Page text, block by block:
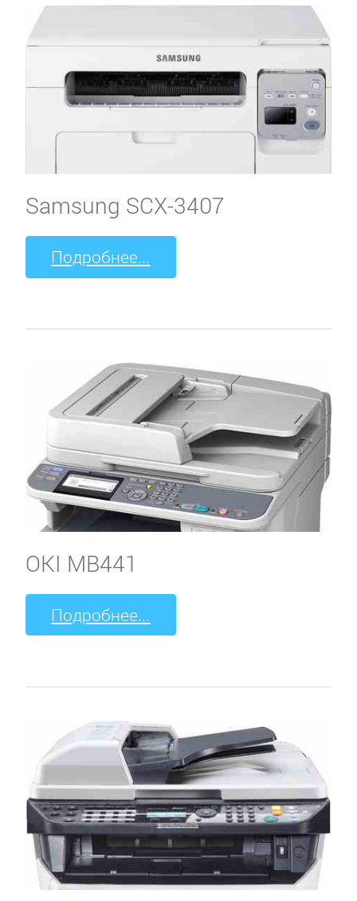
Samsung SCX-3407
Подробнее...
OKI MB441
Подробнее...